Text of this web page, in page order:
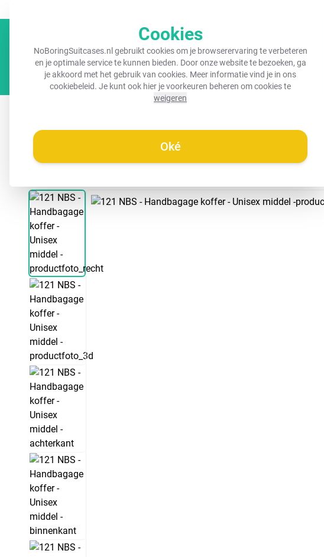
Cookies
NoBoringSuitcases.nl gebruikt cookies om je browserervaring te verbeteren
en je optimale service te kunnen bieden. Door onze website te bezoeken, ga
je akkoord met het gebruik van cookies. Meer informatie vind je in ons
cookiebeleid. Je kunt ook hier je voorkeuren beheren om cookies te
weigeren
Oké